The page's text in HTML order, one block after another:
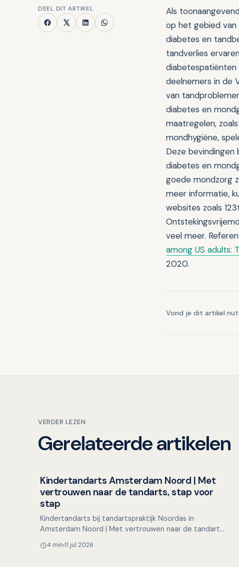
DEEL DIT ARTIKEL
Als
op het gebied van
diabetes en
tandverlies
diabetespatiënten
deelnemers in de
van
diabetes en
maatregelen,
mondhygiëne,
Deze
diabetes en
goede mondzorg
meer informatie,
websites zoals
veel meer.
among US adults:
2020.
Vond je dit artikel
VERDER LEZEN
Gerelateerde artikelen
Overig nieuws
Kindertandarts Amsterdam Noord | Met
vertrouwen naar de tandarts, stap voor
stap
Kindertandarts bij tandartspraktijk Noordas in
Amsterdam Noord | Met vertrouwen naar de tandarts,
de tandart…
4 min 11 jul 2026